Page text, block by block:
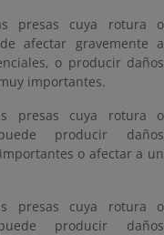
presas cuya rotura o
afectar gravemente a
o producir daños
importantes.
presas cuya rotura o
producir daños
o afectar a un
presas cuya rotura o
producir daños